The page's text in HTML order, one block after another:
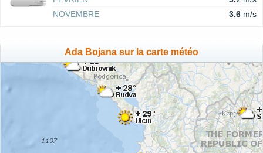
NOVEMBRE
3.6 m/s
Ada Bojana sur la carte météo